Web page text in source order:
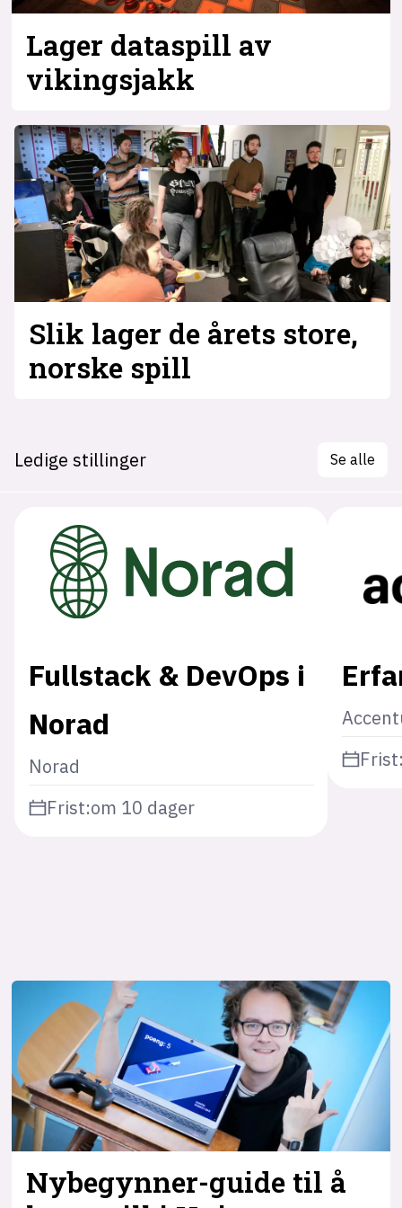
Lager dataspill av
vikingsjakk
Slik lager de årets store,
norske spill
Ledige stillinger Se alle
Fullstack & DevOps i
Norad
Norad
Frist:om 10 dager
Nybegynner-guide til å